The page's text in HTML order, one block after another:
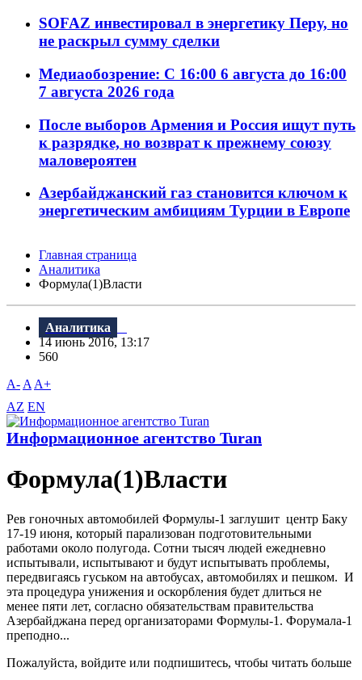
SOFAZ инвестировал в энергетику Перу, но
не раскрыл сумму сделки
Медиаобозрение: С 16:00 6 августа до 16:00
7 августа 2026 года
После выборов Армения и Россия ищут путь
к разрядке, но возврат к прежнему союзу
маловероятен
Азербайджанский газ становится ключом к
энергетическим амбициям Турции в Европе
Главная страница
Аналитика
Формула(1)Власти
Аналитика
14 июнь 2016, 13:17
560
A- A A+
AZ EN
Информационное агентство Turan
Формула(1)Власти
Рев гоночных автомобилей Формулы-1 заглушит центр Баку
17-19 июня, который парализован подготовительными
работами около полугода. Сотни тысяч людей ежедневно
испытывали, испытывают и будут испытывать проблемы,
передвигаясь гуськом на автобусах, автомобилях и пешком. И
эта процедура унижения и оскорбления будет длиться не
менее пяти лет, согласно обязательствам правительства
Азербайджана перед организаторами Формулы-1. Форумала-1
преподно...
Пожалуйста, войдите или подпишитесь, чтобы читать больше